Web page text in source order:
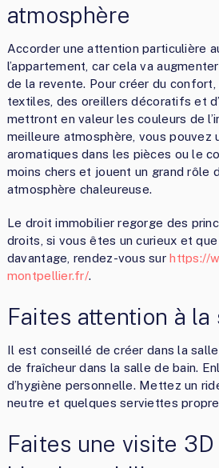
atmosphère
Accorder une attention particulière
l’appartement, car cela va
de la revente. Pour créer du confort,
textiles, des oreillers décoratifs et
mettront en valeur les couleurs de
meilleure atmosphère, vous pouvez
aromatiques dans les pièces ou le
moins chers et jouent un grand rôle
atmosphère chaleureuse.
Le droit immobilier regorge des
droits, si vous êtes un curieux et
davantage, rendez-vous surhttps://
montpellier.fr/.
Faites attention à la
Il est conseillé de créer dans la salle
de fraîcheur dans la salle de bain.
d’hygiène personnelle. Mettez un
neutre et quelques serviettes
Faites une visite